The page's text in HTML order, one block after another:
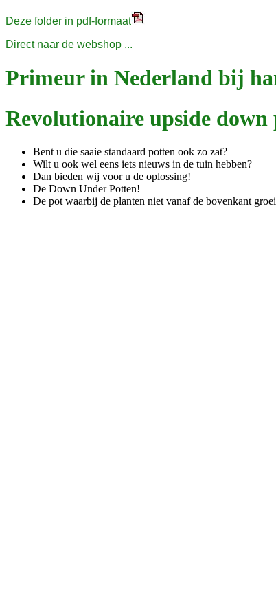
Deze folder in pdf-formaat
Direct naar de webshop ...
Primeur in Nederland bij
Revolutionaire upside down
Bent u die saaie standaard potten ook zo zat?
Wilt u ook wel eens iets nieuws in de tuin hebben?
Dan bieden wij voor u de oplossing!
De Down Under Potten!
De pot waarbij de planten niet vanaf de bovenkant